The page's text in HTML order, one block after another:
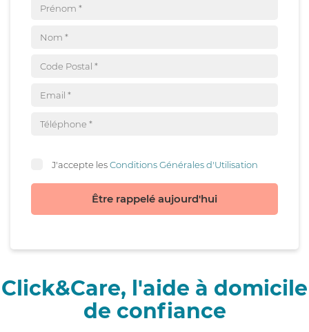
J'accepte lesConditions Générales d'Utilisation
Être rappelé aujourd'hui
Click&Care, l'aide à domicile
de confiance